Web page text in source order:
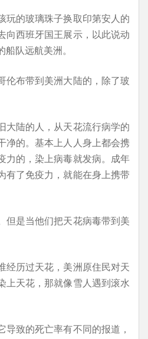
玩的玻璃珠子换取印第安人的
向西班牙国王展示，以此说动
队远航美洲。
伦布带到美洲大陆的，除了玻
大陆的人，从天花流行病学的
净的。基本上人人身上都会携
力的，染上病毒就发病。成年
有了免疫力，就能在身上携带
但是当他们把天花病毒带到美
经历过天花，美洲原住民对天
上天花，那就像雪人遇到滚水
导致的死亡率有不同的报道，